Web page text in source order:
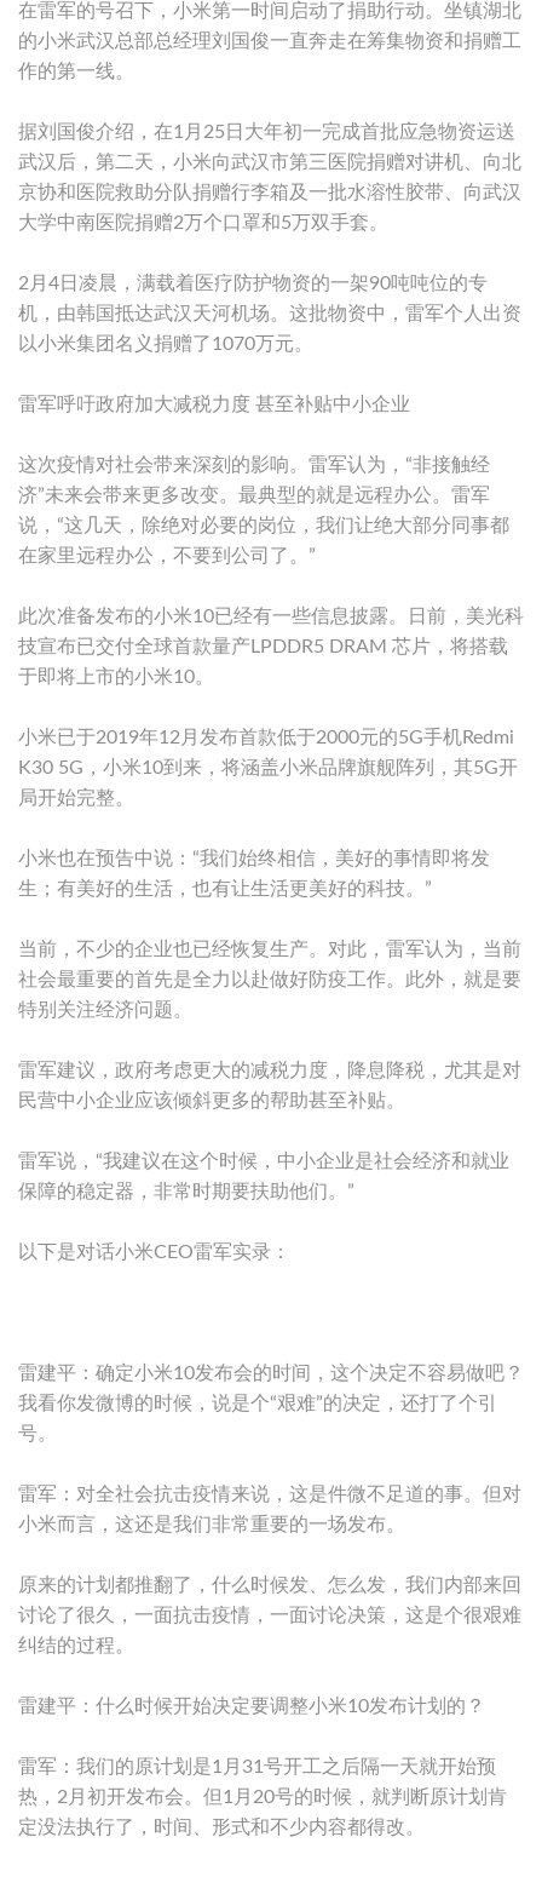
在雷军的号召下，小米第一时间启动了捐助行动。坐镇湖北
的小米武汉总部总经理刘国俊一直奔走在筹集物资和捐赠工
作的第一线。
据刘国俊介绍，在1月25日大年初一完成首批应急物资运送
武汉后，第二天，小米向武汉市第三医院捐赠对讲机、向北
京协和医院救助分队捐赠行李箱及一批水溶性胶带、向武汉
大学中南医院捐赠2万个口罩和5万双手套。
2月4日凌晨，满载着医疗防护物资的一架90吨吨位的专
机，由韩国抵达武汉天河机场。这批物资中，雷军个人出资
以小米集团名义捐赠了1070万元。
雷军呼吁政府加大减税力度 甚至补贴中小企业
这次疫情对社会带来深刻的影响。雷军认为，“非接触经
济”未来会带来更多改变。最典型的就是远程办公。雷军
说，“这几天，除绝对必要的岗位，我们让绝大部分同事都
在家里远程办公，不要到公司了。”
此次准备发布的小米10已经有一些信息披露。日前，美光科
技宣布已交付全球首款量产LPDDR5 DRAM 芯片，将搭载
于即将上市的小米10。
小米已于2019年12月发布首款低于2000元的5G手机Redmi
K30 5G，小米10到来，将涵盖小米品牌旗舰阵列，其5G开
局开始完整。
小米也在预告中说：“我们始终相信，美好的事情即将发
生；有美好的生活，也有让生活更美好的科技。”
当前，不少的企业也已经恢复生产。对此，雷军认为，当前
社会最重要的首先是全力以赴做好防疫工作。此外，就是要
特别关注经济问题。
雷军建议，政府考虑更大的减税力度，降息降税，尤其是对
民营中小企业应该倾斜更多的帮助甚至补贴。
雷军说，“我建议在这个时候，中小企业是社会经济和就业
保障的稳定器，非常时期要扶助他们。”
以下是对话小米CEO雷军实录：
雷建平：确定小米10发布会的时间，这个决定不容易做吧？
我看你发微博的时候，说是个“艰难”的决定，还打了个引
号。
雷军：对全社会抗击疫情来说，这是件微不足道的事。但对
小米而言，这还是我们非常重要的一场发布。
原来的计划都推翻了，什么时候发、怎么发，我们内部来回
讨论了很久，一面抗击疫情，一面讨论决策，这是个很艰难
纠结的过程。
雷建平：什么时候开始决定要调整小米10发布计划的？
雷军：我们的原计划是1月31号开工之后隔一天就开始预
热，2月初开发布会。但1月20号的时候，就判断原计划肯
定没法执行了，时间、形式和不少内容都得改。